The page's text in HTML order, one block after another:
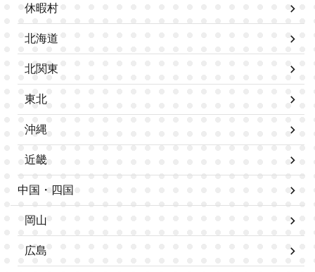
休暇村
北海道
北関東
東北
沖縄
近畿
中国・四国
岡山
広島